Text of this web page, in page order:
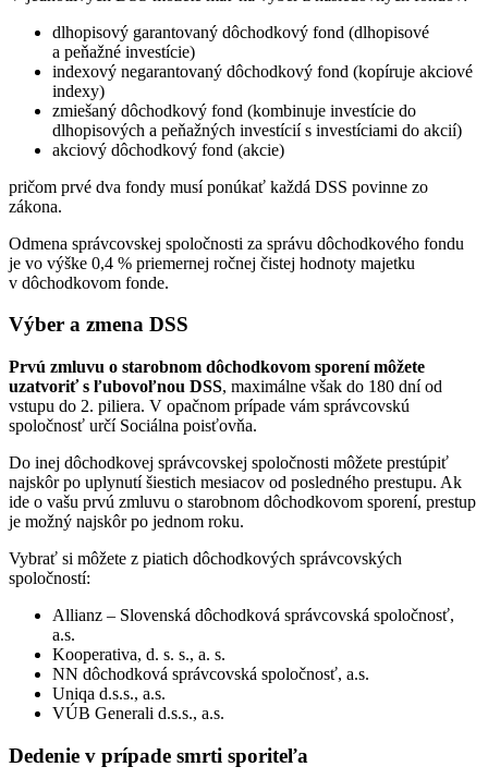
dlhopisový garantovaný dôchodkový fond (dlhopisové
a peňažné investície)
indexový negarantovaný dôchodkový fond (kopíruje akciové
indexy)
zmiešaný dôchodkový fond (kombinuje investície do
dlhopisových a peňažných investícií s investíciami do akcií)
akciový dôchodkový fond (akcie)
pričom prvé dva fondy musí ponúkať každá DSS povinne zo
zákona.
Odmena správcovskej spoločnosti za správu dôchodkového fondu
je vo výške 0,4 % priemernej ročnej čistej hodnoty majetku
v dôchodkovom fonde.
Výber a zmena DSS
Prvú zmluvu o starobnom dôchodkovom sporení môžete
uzatvoriť s ľubovoľnou DSS, maximálne však do 180 dní od
vstupu do 2. piliera. V opačnom prípade vám správcovskú
spoločnosť určí Sociálna poisťovňa.
Do inej dôchodkovej správcovskej spoločnosti môžete prestúpiť
najskôr po uplynutí šiestich mesiacov od posledného prestupu. Ak
ide o vašu prvú zmluvu o starobnom dôchodkovom sporení, prestup
je možný najskôr po jednom roku.
Vybrať si môžete z piatich dôchodkových správcovských
spoločností:
Allianz – Slovenská dôchodková správcovská spoločnosť,
a.s.
Kooperativa, d. s. s., a. s.
NN dôchodková správcovská spoločnosť, a.s.
Uniqa d.s.s., a.s.
VÚB Generali d.s.s., a.s.
Dedenie v prípade smrti sporiteľa